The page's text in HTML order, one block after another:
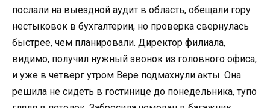
послали на выездной аудит в область, обещали гору
нестыковок в бухгалтерии, но проверка свернулась
быстрее, чем планировали. Директор филиала,
видимо, получил нужный звонок из головного офиса,
и уже в четверг утром Вере подмахнули акты. Она
решила не сидеть в гостинице до понедельника, тупо